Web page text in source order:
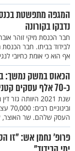
המגפה מתפשטת
נדבקו בקורונה
חבר הכנסת מיקי זוהר
לבידוד בביתו. חבר הכנסת
אף הוא כי אומת כחיובי
כ-70 אלף עסקים קטנים ובינוניים
שנת 2021 היוותה
העסק שלהם. שר האוצר,
פרופ' נחמן אש: "זו